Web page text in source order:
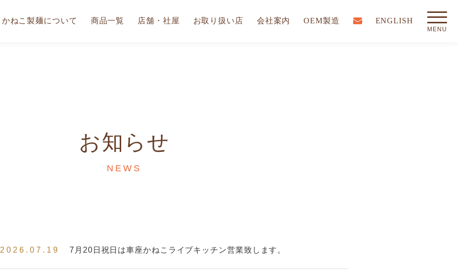
かねこ製麺について 商品一覧 店舗・社屋 お取り扱い店 会社案内 OEM製造 ENGLISH
お知らせ
NEWS
2026.07.19 7月20日祝日は車座かねこライブキッチン営業致します。